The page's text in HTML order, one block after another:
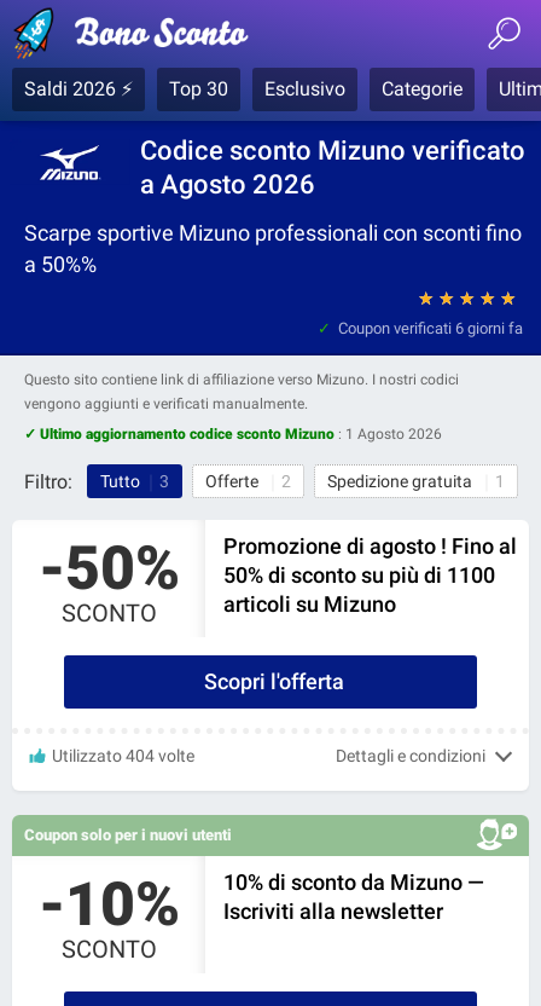
Saldi 2026 ⚡ Top 30 Esclusivo Categorie
Codice sconto Mizuno verificato
a Agosto 2026
Scarpe sportive Mizuno professionali con sconti fino
a 50%%
★
★
★
★
★
Coupon verificati 6 giorni fa
Questo sito contiene link di affiliazione verso Mizuno. I nostri codici
vengono aggiunti e verificati manualmente.
✓ Ultimo aggiornamento codice sconto Mizuno : 1 Agosto 2026
Filtro: Tutto 3 Offerte 2 Spedizione gratuita 1
-50%
SCONTO
Promozione di agosto ! Fino al
50% di sconto su più di 1100
articoli su Mizuno
Scopri l'offerta
Utilizzato 404 volte Dettagli e condizioni
Coupon solo per i nuovi utenti
-10%
SCONTO
10% di sconto da Mizuno —
Iscriviti alla newsletter